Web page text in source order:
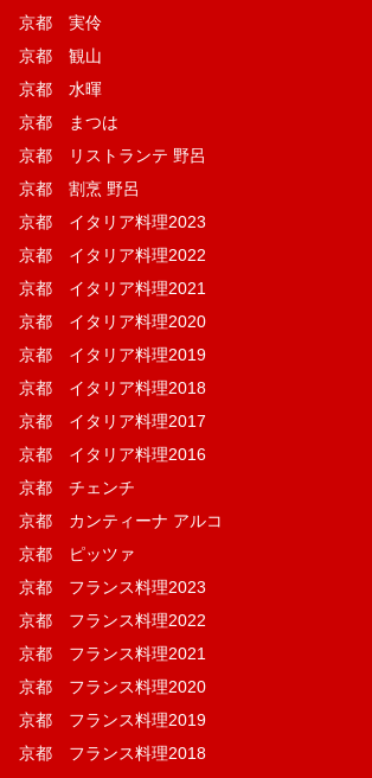
京都 実伶
京都 観山
京都 水暉
京都 まつは
京都 リストランテ 野呂
京都 割烹 野呂
京都 イタリア料理2023
京都 イタリア料理2022
京都 イタリア料理2021
京都 イタリア料理2020
京都 イタリア料理2019
京都 イタリア料理2018
京都 イタリア料理2017
京都 イタリア料理2016
京都 チェンチ
京都 カンティーナ アルコ
京都 ピッツァ
京都 フランス料理2023
京都 フランス料理2022
京都 フランス料理2021
京都 フランス料理2020
京都 フランス料理2019
京都 フランス料理2018